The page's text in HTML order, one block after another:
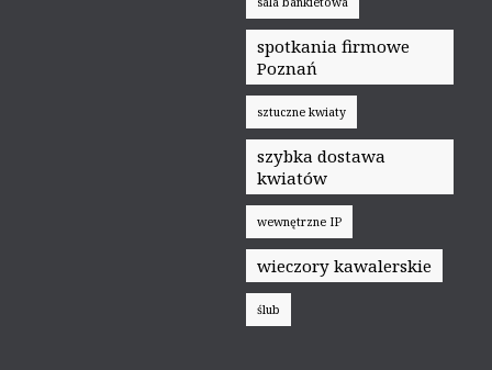
spotkania firmowe
Poznań
sztuczne kwiaty
szybka dostawa
kwiatów
wewnętrzne IP
wieczory kawalerskie
ślub